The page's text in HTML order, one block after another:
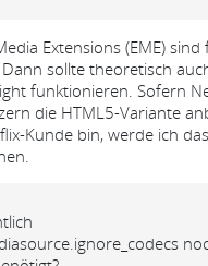
Extensions (EME)
sollte theoretisch
funktionieren. Sofern
die HTML5-Variante
Kunde bin, werde ich